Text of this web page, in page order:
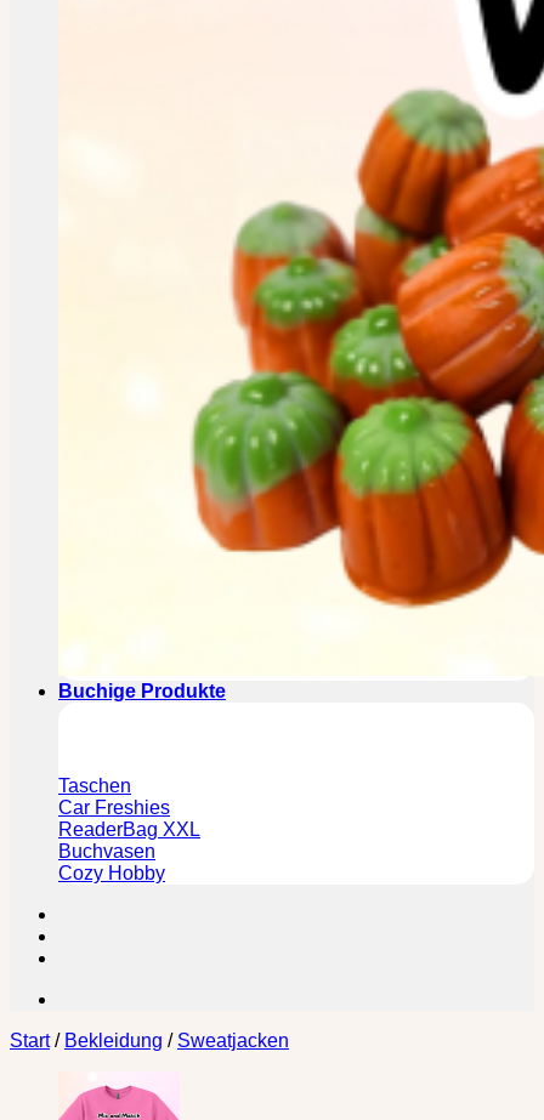
Buchige Produkte
Taschen
Car Freshies
ReaderBag XXL
Buchvasen
Cozy Hobby
Start / Bekleidung / Sweatjacken